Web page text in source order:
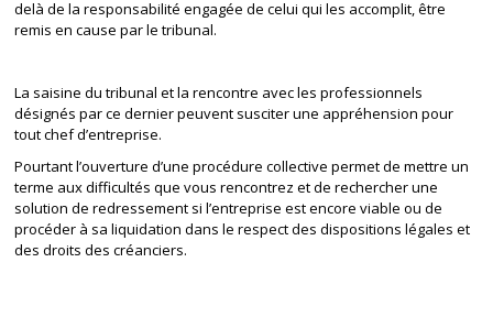
delà de la responsabilité engagée de celui qui les accomplit, être
remis en cause par le tribunal.
La saisine du tribunal et la rencontre avec les professionnels
désignés par ce dernier peuvent susciter une appréhension pour
tout chef d’entreprise.
Pourtant l’ouverture d’une procédure collective permet de mettre un
terme aux difficultés que vous rencontrez et de rechercher une
solution de redressement si l’entreprise est encore viable ou de
procéder à sa liquidation dans le respect des dispositions légales et
des droits des créanciers.